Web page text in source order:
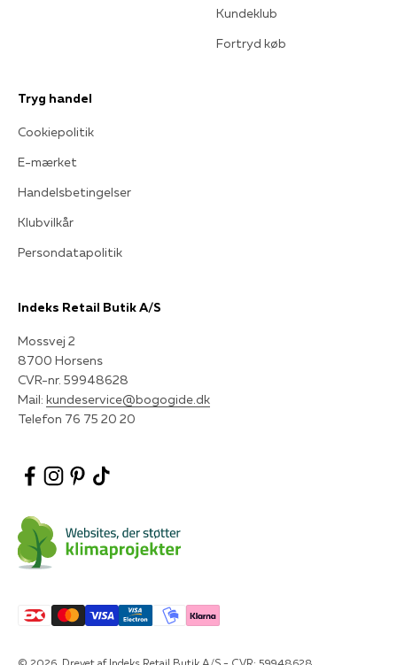
Kundeklub
Fortryd køb
Tryg handel
Cookiepolitik
E-mærket
Handelsbetingelser
Klubvilkår
Persondatapolitik
Indeks Retail Butik A/S
Mossvej 2
8700 Horsens
CVR-nr. 59948628
Mail: kundeservice@bogogide.dk
Telefon 76 75 20 20